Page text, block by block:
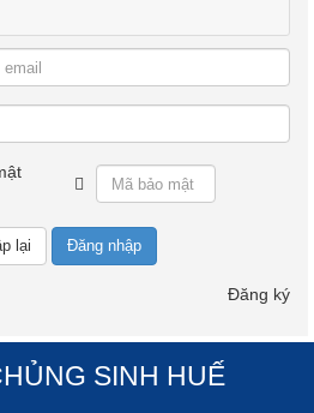
Đăng nhập
Đăng ký
SINH HUẾ